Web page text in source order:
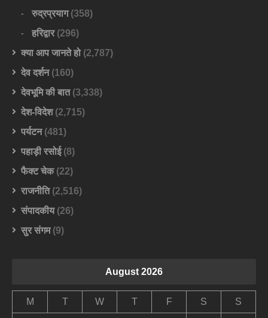
रुद्रप्रयाग(358)
हरिद्वार(296)
क्या आप जानते हो(2,787)
देव दर्शन(160)
देवभूमि की बात(3,338)
देश-विदेश(2,715)
पर्यटन(481)
पहाड़ी रसोई(8)
फैक्ट चेक(22)
राजनीति(2,516)
संपादकीय(26)
सुर संगम(9)
August 2026
M T W T F S S